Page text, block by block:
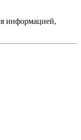
информацией,